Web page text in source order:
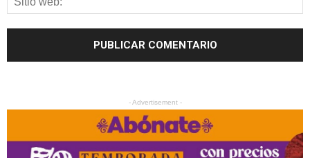
- Advertisement -